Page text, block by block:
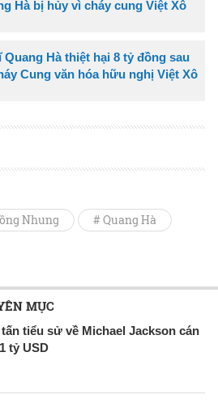
Hà bị hủy vì cháy cung Việt Xô
Quang Hà thiệt hại 8 tỷ đồng sau
Cung văn hóa hữu nghị Việt Xô
Nhung
# Quang Hà
MỤC
tiểu sử về Michael Jackson cán
tỷ USD